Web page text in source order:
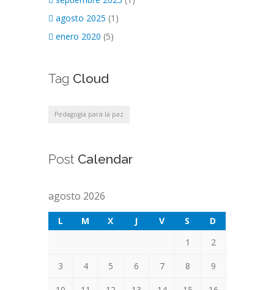
agosto 2025 (1)
enero 2020 (5)
Tag Cloud
Pedagogía para la paz
Post Calendar
agosto 2026
L M X J V S
D
1
2
3 4 5 6 7 8 9